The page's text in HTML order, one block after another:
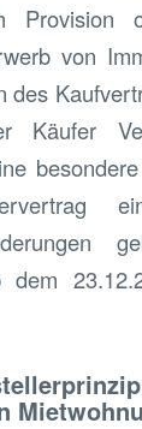
Provision
von
des
Käufer